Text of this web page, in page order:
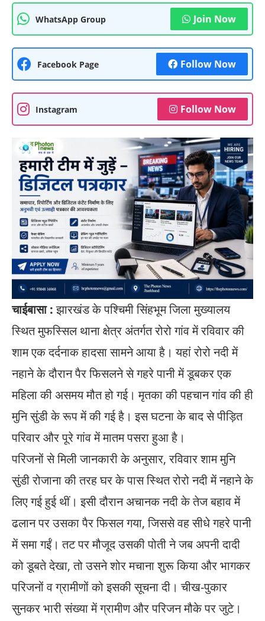
WhatsApp Group Join Now
Facebook Page Follow Now
Instagram Follow Now
चाईबासा :झारखंड के पश्चिमी सिंहभूम जिला मुख्यालय
स्थित मुफस्सिल थाना क्षेत्र अंतर्गत रोरो गांव में रविवार की
शाम एक दर्दनाक हादसा सामने आया है। यहां रोरो नदी में
नहाने के दौरान पैर फिसलने से गहरे पानी में डूबकर एक
महिला की असमय मौत हो गई। मृतका की पहचान गांव की ही
मुनि सुंडी के रूप में की गई है। इस घटना के बाद से पीड़ित
परिवार और पूरे गांव में मातम पसरा हुआ है।
परिजनों से मिली जानकारी के अनुसार, रविवार शाम मुनि
सुंडी रोजाना की तरह घर के पास स्थित रोरो नदी में नहाने के
लिए गई हुई थीं। इसी दौरान अचानक नदी के तेज बहाव में
ढलान पर उसका पैर फिसल गया, जिससे वह सीधे गहरे पानी
में समा गईं। तट पर मौजूद उसकी पोती ने जब अपनी दादी
को डूबते देखा, तो उसने शोर मचाना शुरू किया और भागकर
परिजनों व ग्रामीणों को इसकी सूचना दी। चीख-पुकार
सुनकर भारी संख्या में ग्रामीण और परिजन मौके पर जुटे।